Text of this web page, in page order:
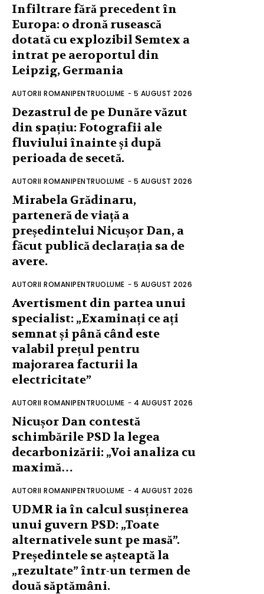
Infiltrare fără precedent în
Europa: o dronă rusească
dotată cu explozibil Semtex a
intrat pe aeroportul din
Leipzig, Germania
AUTORII ROMANIPENTRUOLUME - 5 AUGUST 2026
Dezastrul de pe Dunăre văzut
din spațiu: Fotografii ale
fluviului înainte și după
perioada de secetă.
AUTORII ROMANIPENTRUOLUME - 5 AUGUST 2026
Mirabela Grădinaru,
parteneră de viață a
președintelui Nicușor Dan, a
făcut publică declarația sa de
avere.
AUTORII ROMANIPENTRUOLUME - 5 AUGUST 2026
Avertisment din partea unui
specialist: „Examinați ce ați
semnat și până când este
valabil prețul pentru
majorarea facturii la
electricitate”
AUTORII ROMANIPENTRUOLUME - 4 AUGUST 2026
Nicușor Dan contestă
schimbările PSD la legea
decarbonizării: „Voi analiza cu
maximă…
AUTORII ROMANIPENTRUOLUME - 4 AUGUST 2026
UDMR ia în calcul susținerea
unui guvern PSD: „Toate
alternativele sunt pe masă”.
Președintele se așteaptă la
„rezultate” într-un termen de
două săptămâni.